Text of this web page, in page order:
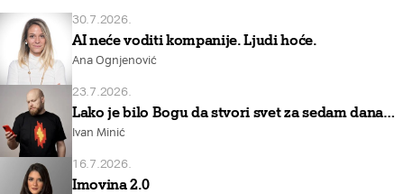
30.7.2026.
AI neće voditi kompanije. Ljudi hoće.
Ana Ognjenović
23.7.2026.
Lako je bilo Bogu da stvori svet za sedam dana…
Ivan Minić
16.7.2026.
Imovina 2.0